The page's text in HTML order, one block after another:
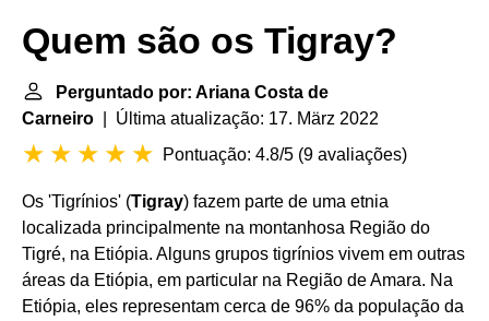
Quem são os Tigray?
Perguntado por: Ariana Costa de
Carneiro | Última atualização: 17. März 2022
Pontuação: 4.8/5 (9 avaliações)
Os 'Tigrínios' (Tigray) fazem parte de uma etnia
localizada principalmente na montanhosa Região do
Tigré, na Etiópia. Alguns grupos tigrínios vivem em outras
áreas da Etiópia, em particular na Região de Amara. Na
Etiópia, eles representam cerca de 96% da população da